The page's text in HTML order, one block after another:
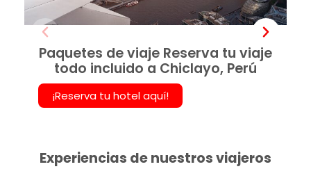
Paquetes de viaje Reserva tu viaje
todo incluido a Chiclayo, Perú
¡Reserva tu hotel aquí!
Experiencias de nuestros viajeros